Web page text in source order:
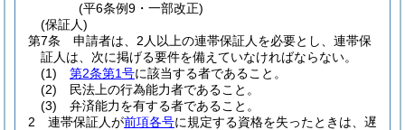
(平6条例9・一部改正)
(保証人)
第7条
申請者は、2人以上の連帯保証人を必要とし、連帯保
証人は、次に掲げる要件を備えていなければならない。
(1)
第2条第1号に該当する者であること。
(2)
民法上の行為能力者であること。
(3)
弁済能力を有する者であること。
2
連帯保証人が前項各号に規定する資格を失ったときは、遅